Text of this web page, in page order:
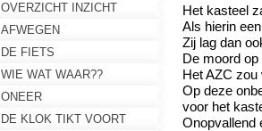
Het kasteel
Als hierin
Zij lag dan
De moord
Het AZC zou
Op deze
voor het
Onopvallend
MARIANNE
OVERZICHT INZICHT
AFWEGEN
DE FIETS
WIE WAT WAAR??
ONEER
DE KLOK TIKT VOORT